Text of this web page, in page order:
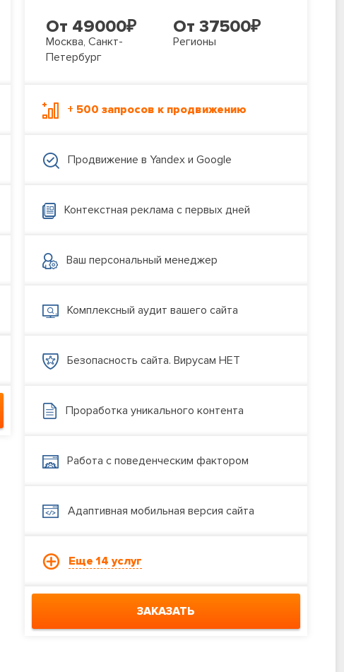
От 49000₽
Москва, Санкт-
Петербург
От 37500₽
Регионы
+ 500 запросов к продвижению
Продвижение в Yandex и Google
Контекстная реклама с первых дней
Ваш персональный менеджер
Комплексный аудит вашего сайта
Безопасность сайта. Вирусам НЕТ
Проработка уникального контента
Работа с поведенческим фактором
Адаптивная мобильная версия сайта
Еще 14 услуг
ЗАКАЗАТЬ